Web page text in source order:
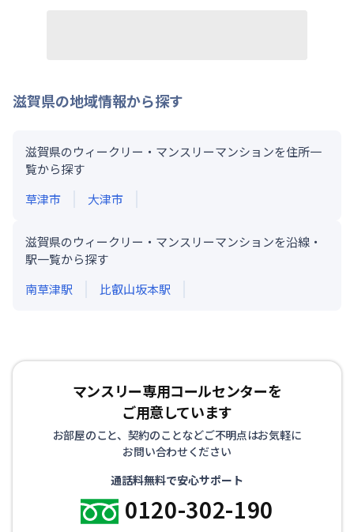
滋賀県の地域情報から探す
滋賀県のウィークリー・マンスリーマンションを住所一
覧から探す
草津市
大津市
滋賀県のウィークリー・マンスリーマンションを沿線・
駅一覧から探す
南草津駅 比叡山坂本駅
マンスリー専用コールセンターを
ご用意しています
お部屋のこと、契約のことなどご不明点はお気軽に
お問い合わせください
通話料無料で安心サポート
0120-302-190